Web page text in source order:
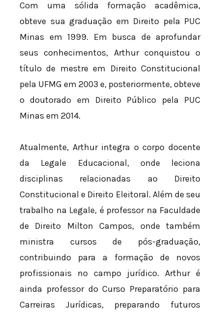
Com uma sólida formação acadêmica,
obteve sua graduação em Direito pela PUC
Minas em 1999. Em busca de aprofundar
seus conhecimentos, Arthur conquistou o
título de mestre em Direito Constitucional
pela UFMG em 2003 e, posteriormente, obteve
o doutorado em Direito Público pela PUC
Minas em 2014.
Atualmente, Arthur integra o corpo docente
da Legale Educacional, onde leciona
disciplinas relacionadas ao Direito
Constitucional e Direito Eleitoral. Além de seu
trabalho na Legale, é professor na Faculdade
de Direito Milton Campos, onde também
ministra cursos de pós-graduação,
contribuindo para a formação de novos
profissionais no campo jurídico. Arthur é
ainda professor do Curso Preparatório para
Carreiras Jurídicas, preparando futuros